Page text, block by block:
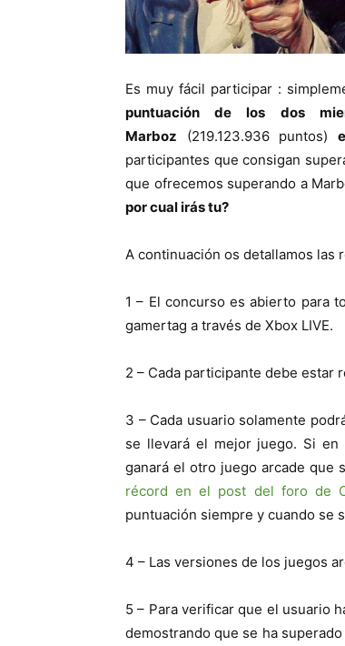
Es muy fácil participar :
puntuación de los dos
Marboz (219.123.936 puntos)
participantes que consigan
que ofrecemos superando a
por cual irás tu?
A continuación os detallamos las
1 – El concurso es abierto para
gamertag a través de Xbox LIVE.
2 – Cada participante debe estar
3 – Cada usuario solamente
se llevará el mejor juego. Si en
ganará el otro juego arcade que
récord en el post del foro de
puntuación siempre y cuando se
4 – Las versiones de los juegos
5 – Para verificar que el usuario
demostrando que se ha